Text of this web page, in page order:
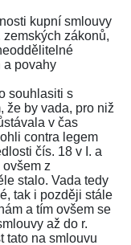
kupní smlouvy
zákonů,
a povahy
souhlasiti s
že by vada, pro niž
v čas
contra legem
čís. 18 v I. a
z
stalo. Vada tedy
tak i později stále
a tím ovšem se
až do r.
tato na smlouvu